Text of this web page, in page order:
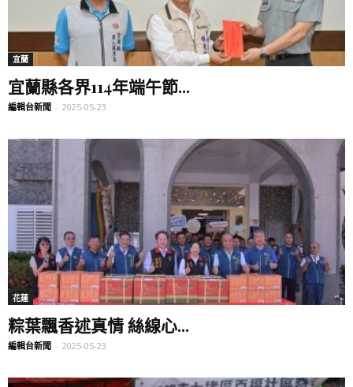
宜蘭
宜蘭縣各界114年端午節...
編輯台新聞 - 2025-05-23
花蓮
粽葉飄香述真情 絲線心...
編輯台新聞 - 2025-05-23